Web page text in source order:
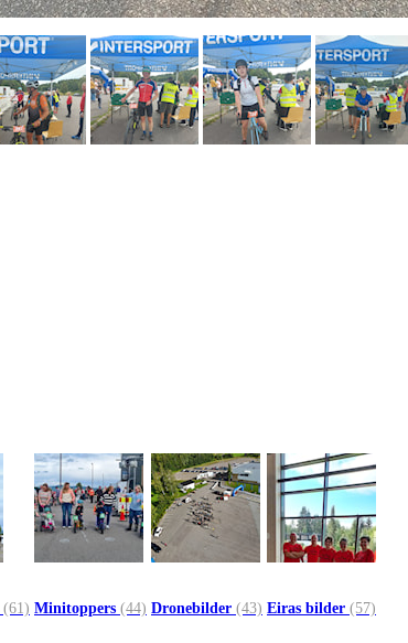
(61) Minitoppers (44) Dronebilder (43) Eiras bilder (57)